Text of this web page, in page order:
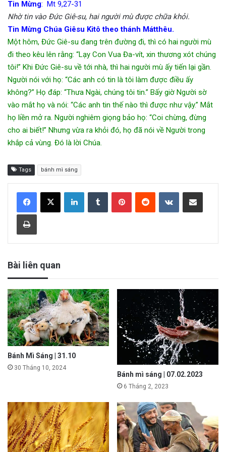
Tin Mừng: Mt 9,27-31
Nhờ tin vào Đức Giê-su, hai người mù được chữa khỏi.
Tin Mừng Chúa Giêsu Kitô theo thánh Mátthêu.
Một hôm, Đức Giê-su đang trên đường đi, thì có hai người mù
đi theo kêu lên rằng: “Lạy Con Vua Đa-vít, xin thương xót chúng
tôi!” Khi Đức Giê-su về tới nhà, thì hai người mù ấy tiến lại gần.
Người nói với họ: “Các anh có tin là tôi làm được điều ấy
không?” Họ đáp: “Thưa Ngài, chúng tôi tin.” Bấy giờ Người sờ
vào mắt họ và nói: “Các anh tin thế nào thì được như vậy.” Mắt
họ liền mở ra. Người nghiêm giọng bảo họ: “Coi chừng, đừng
cho ai biết!” Nhưng vừa ra khỏi đó, họ đã nói về Người trong
khắp cả vùng. Đó là lời Chúa.
Tags bánh mì sáng
Bài liên quan
Bánh Mì Sáng | 31.10
30 Tháng 10, 2024
Bánh mì sáng | 07.02.2023
6 Tháng 2, 2023